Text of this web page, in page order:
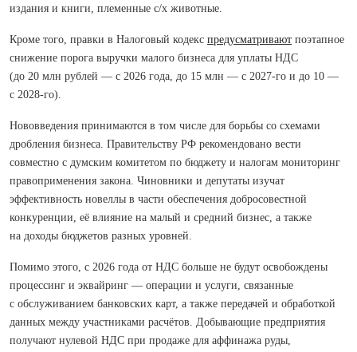
издания и книги, племенные с/х животные.
Кроме того, правки в Налоговый кодекс предусматривают поэтапное
снижение порога выручки малого бизнеса для уплаты НДС
(до 20 млн рублей — с 2026 года, до 15 млн — с 2027‑го и до 10 —
с 2028‑го).
Нововведения принимаются в том числе для борьбы со схемами
дробления бизнеса. Правительству РФ рекомендовано вести
совместно с думским комитетом по бюджету и налогам мониторинг
правоприменения закона. Чиновники и депутаты изучат
эффективность новеллы в части обеспечения добросовестной
конкуренции, её влияние на малый и средний бизнес, а также
на доходы бюджетов разных уровней.
Помимо этого, с 2026 года от НДС больше не будут освобождены
процессинг и эквайринг — операции и услуги, связанные
с обслуживанием банковских карт, а также передачей и обработкой
данных между участниками расчётов. Добывающие предприятия
получают нулевой НДС при продаже для аффинажа руды,